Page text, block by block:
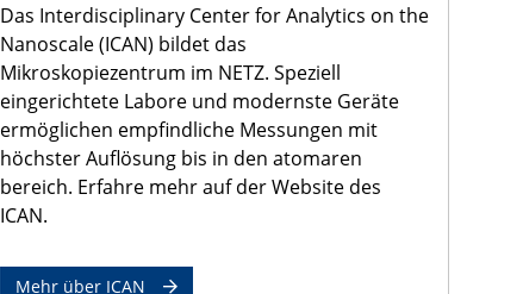
Das Interdisciplinary Center for Analytics on the
Nanoscale (ICAN) bildet das
Mikroskopiezentrum im NETZ. Speziell
eingerichtete Labore und modernste Geräte
ermöglichen empfindliche Messungen mit
höchster Auflösung bis in den atomaren
bereich. Erfahre mehr auf der Website des
ICAN.
Mehr über ICAN